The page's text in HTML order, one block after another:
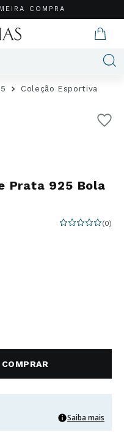
COMPRA
Coleção Esportiva
Prata 925 Bola
(0)
COMPRAR
Saiba mais